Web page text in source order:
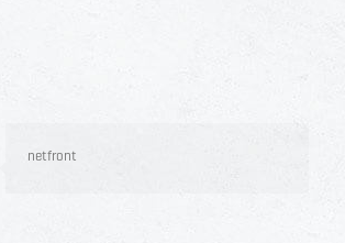
netfront